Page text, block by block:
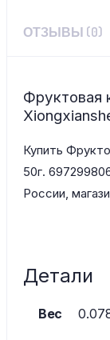
ОТЗЫВЫ (0)
Фруктовая
Купить
50г.
России,
Детали
Вес